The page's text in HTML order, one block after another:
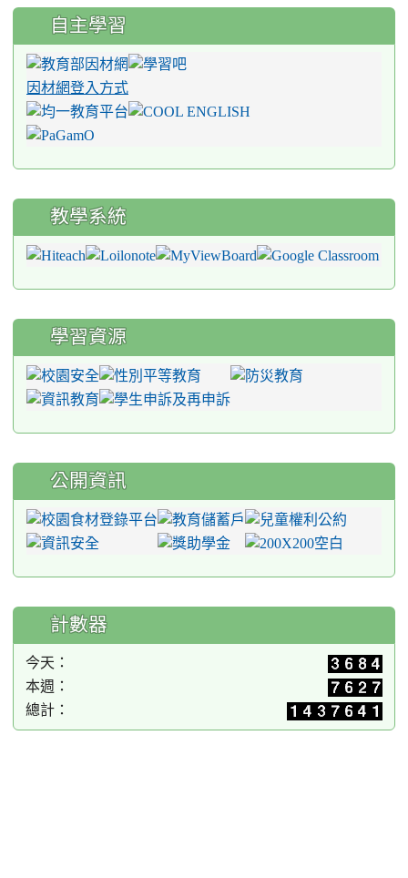
自主學習
因材網登入方式
教學系統
學習資源
公開資訊
計數器
今天：
本週：
總計：